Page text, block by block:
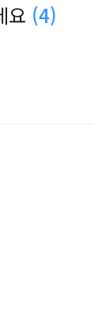
요 (4)